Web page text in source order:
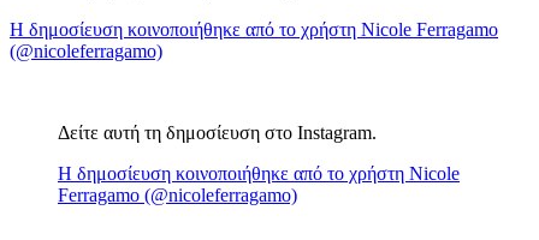
Η δημοσίευση κοινοποιήθηκε από το χρήστη Nicole Ferragamo
(@nicoleferragamo)
Δείτε αυτή τη δημοσίευση στο Instagram.
Η δημοσίευση κοινοποιήθηκε από το χρήστη Nicole
Ferragamo (@nicoleferragamo)